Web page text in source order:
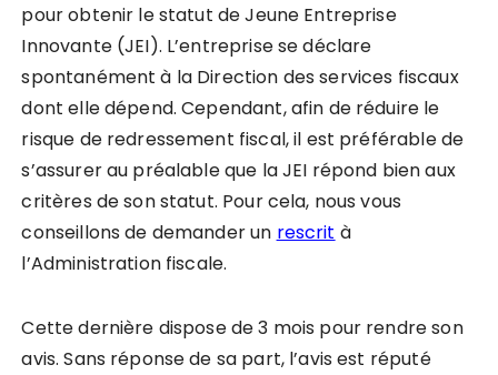
pour obtenir le statut de Jeune Entreprise
Innovante (JEI). L’entreprise se déclare
spontanément à la Direction des services fiscaux
dont elle dépend. Cependant, afin de réduire le
risque de redressement fiscal, il est préférable de
s’assurer au préalable que la JEI répond bien aux
critères de son statut. Pour cela, nous vous
conseillons de demander un rescrit à
l’Administration fiscale.
Cette dernière dispose de 3 mois pour rendre son
avis. Sans réponse de sa part, l’avis est réputé